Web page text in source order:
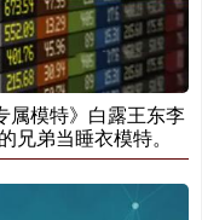
属模特》白露王东李
兄弟当睡衣模特。